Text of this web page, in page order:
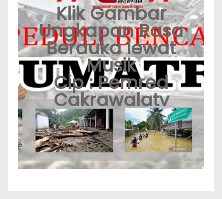
Klik Gambar
Ungkapan Rasa
Berduka lewat
Musik
Cip : Pemred
Cakrawalatv